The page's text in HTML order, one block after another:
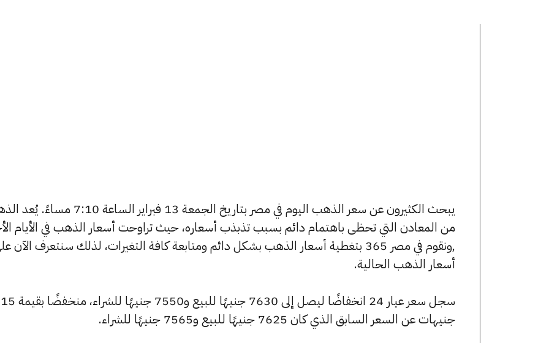
يبحث الكثيرون عن سعر الذهب اليوم في مصر بتاريخ الجمعة 13 فبراير الساعة
من المعادن التي تحظى باهتمام دائم بسبب تذبذب أسعاره، حيث تراوحت أسعار الذهب في الأيام
,ونقوم في مصر 365 بتغطية أسعار الذهب بشكل دائم ومتابعة كافة التغيرات، لذلك سنتعرف الآن
أسعار الذهب الحالية.
سجل سعر عيار 24 انخفاضًا ليصل إلى 7630 جنيهًا للبيع و7550 جنيهًا للشراء، منخفضًا بقيمة 15
جنيهات عن السعر السابق الذي كان 7625 جنيهًا للبيع و7565 جنيهًا للشراء.